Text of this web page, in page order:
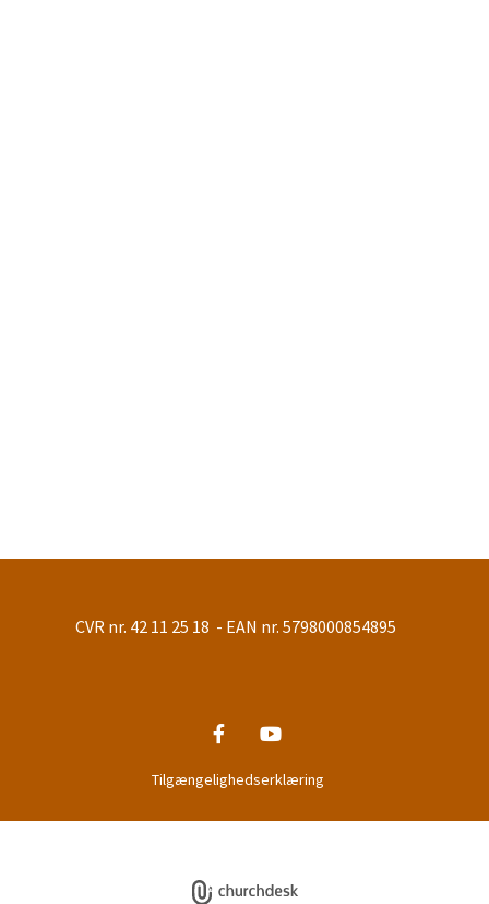
CVR nr. 42 11 25 18 - EAN nr. 5798000854895
Tilgængelighedserklæring